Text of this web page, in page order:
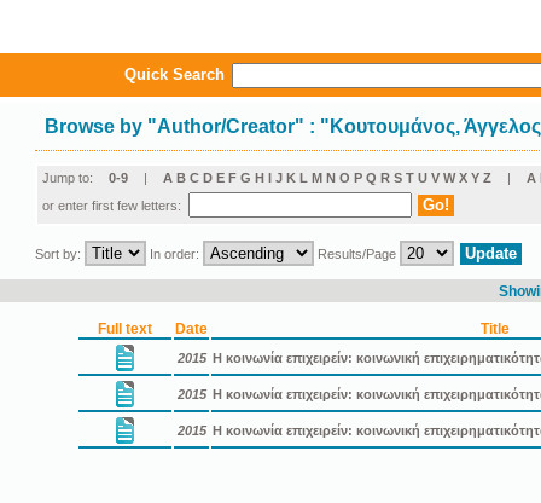
Quick Search
Browse by "Author/Creator" : "Κουτουμάνος,
Jump to: 0-9 | A B C D E F G H I J K L M N O P Q R S T U V W X Y Z | Α
or enter first few letters:
Sort by: In order: Results/Page
Full text Date Title
2015 Η κοινωνία επιχειρείν: κοινωνική
2015 Η κοινωνία επιχειρείν: κοινωνική
2015 Η κοινωνία επιχειρείν: κοινωνική